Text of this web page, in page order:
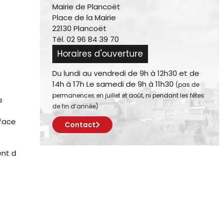
d
Mairie de Plancoët
Place de la Mairie
22130 Plancoët
Tél. 02 96 84 39 70
Horaires d'ouverture
Du lundi au vendredi de 9h à 12h30 et de
14h à 17h Le samedi de 9h à 11h30 (pas de
permanences en juillet et août, ni pendant les fêtes
de fin d’année)
Contact